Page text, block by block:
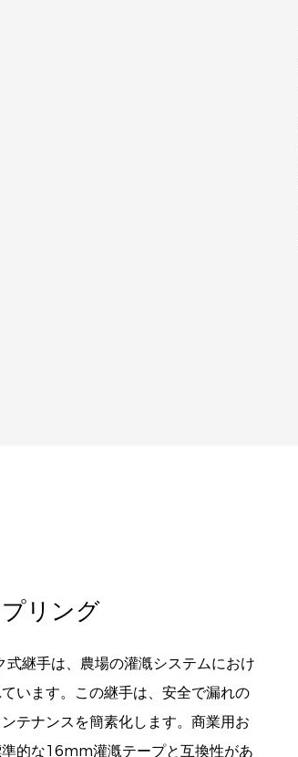
リ​​ング
継手は、農場の灌漑システムにおけ
います。この継手は、安全で漏れの
テナンスを簡素化します。商業用お
的な16mm灌漑テープと互換性があ